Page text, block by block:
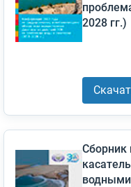
2028 гг.)
Сборник
водными